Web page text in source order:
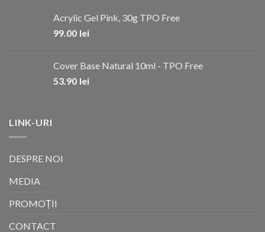
Acrylic Gel Pink, 30g TPO Free
99.00 lei
Cover Base Natural 10ml - TPO Free
53.90 lei
LINK-URI
DESPRE NOI
MEDIA
PROMOȚII
CONTACT